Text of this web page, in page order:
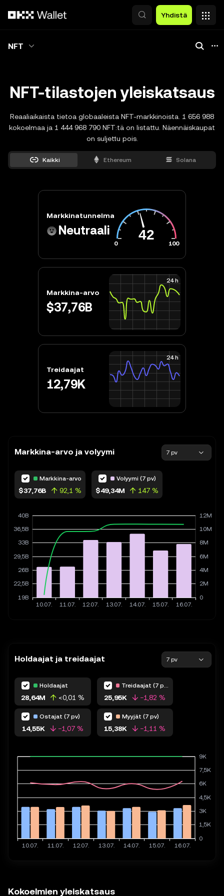
Yhdistä
NFT
NFT-tilastojen yleiskatsaus
Reaaliaikaista tietoa globaaleista NFT-markkinoista. 1 656 988
kokoelmaa ja 1 444 968 790 NFT:tä on listattu. Näennäiskaupat
on suljettu pois.
Kaikki Ethereum Solana
Markkinatunnelma
Neutraali
0 100
Markkina-arvo
$37,76B
24 h
Treidaajat
12,79K
24 h
Markkina-arvo ja volyymi 7 pv
Markkina-arvo
$37,76B 92,1 %
Volyymi (7 pv)
$49,34M 147 %
Holdaajat ja treidaajat 7 pv
Holdaajat
28,64M <0,01 %
Treidaajat (7 pv)
25,95K −1,82 %
Ostajat (7 pv)
14,55K −1,07 %
Myyjät (7 pv)
15,38K −1,11 %
Kokoelmien yleiskatsaus